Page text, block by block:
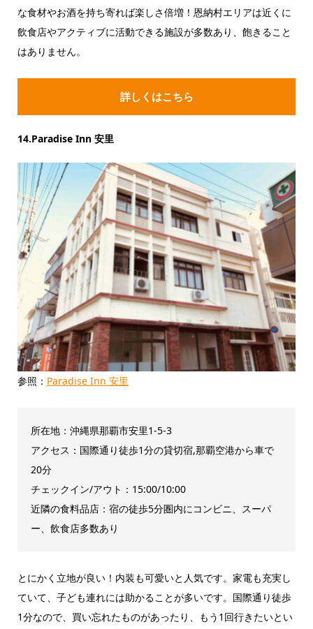
な食材やお酒を持ち寄れば楽しさ倍増！恩納村エリアは近くに
飲食店やアクティブに活動できる施設が多数あり、飽きること
はありません。
詳しくはこちら
14.Paradise Inn 安里
参照： Paradise Inn 安里
所在地：沖縄県那覇市安里1-5-3
アクセス：国際通り徒歩1分の貸切宿,那覇空港から車で
20分
チェックイン/アウト：15:00/10:00
近隣の食料品店：宿の徒歩5分圏内にコンビニ、スーパ
ー、飲食店多数あり
とにかく立地が良い！内装も可愛いと人気です。家電も充実し
ていて、子ども連れには助かることが多いです。国際通り徒歩
1分なので、買い忘れたものがあったり、もう1回行きたいとい